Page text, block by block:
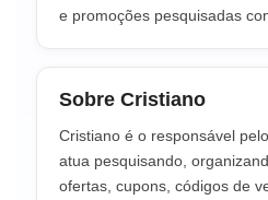
e promoções pesquisadas
Sobre Cristiano
Cristiano é o responsável
atua pesquisando,
ofertas, cupons, códigos de